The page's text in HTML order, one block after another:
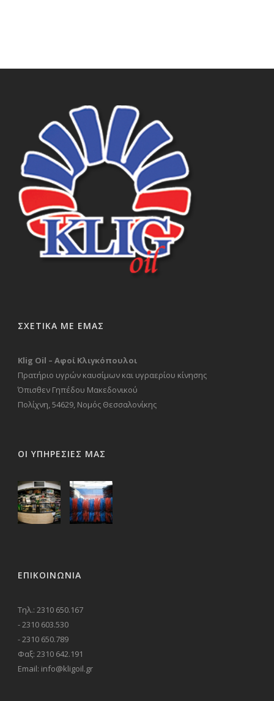
ΣΧΕΤΙΚΑ ΜΕ ΕΜΑΣ
Klig Oil – Αφοί Κλιγκόπουλοι
Πρατήριο υγρών καυσίμων και υγραερίου κίνησης
Όπισθεν Γηπέδου Μακεδονικού
Πολίχνη, 54629, Νομός Θεσσαλονίκης
ΟΙ ΥΠΗΡΕΣΙΕΣ ΜΑΣ
ΕΠΙΚΟΙΝΩΝΊΑ
Τηλ.: 2310 650.167
- 2310 603.530
- 2310 650.789
Φαξ: 2310 642.191
Email: info@kligoil.gr